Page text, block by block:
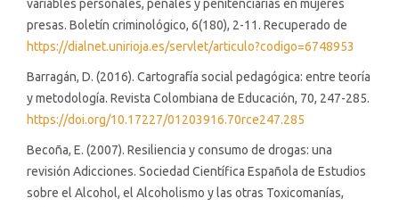
variables personales, penales y penitenciarias en mujeres
presas. Boletín criminológico, 6(180), 2-11. Recuperado de
https://dialnet.unirioja.es/servlet/articulo?codigo=6748953
Barragán, D. (2016). Cartografía social pedagógica: entre teoría
y metodología. Revista Colombiana de Educación, 70, 247-285.
https://doi.org/10.17227/01203916.70rce247.285
Becoña, E. (2007). Resiliencia y consumo de drogas: una
revisión Adicciones. Sociedad Científica Española de Estudios
sobre el Alcohol, el Alcoholismo y las otras Toxicomanías,